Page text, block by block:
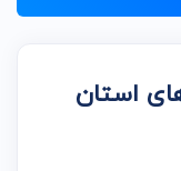
استان